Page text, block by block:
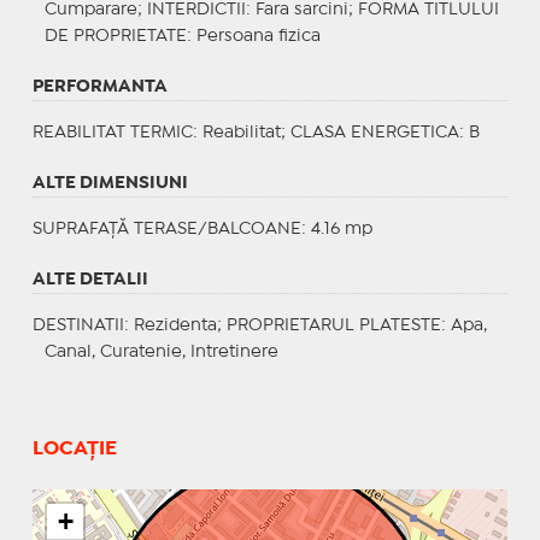
Cumparare;
INTERDICTII : Fara sarcini; FORMA TITLULUI
DE PROPRIETATE : Persoana fizica
PERFORMANTA
REABILITAT TERMIC: Reabilitat; CLASA ENERGETICA: B
ALTE DIMENSIUNI
SUPRAFAȚĂ TERASE/BALCOANE: 4.16 mp
ALTE DETALII
DESTINATII : Rezidenta; PROPRIETARUL PLATESTE : Apa,
Canal, Curatenie, Intretinere
LOCAȚIE
+